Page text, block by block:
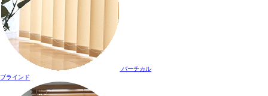
バーチカル
ブラインド